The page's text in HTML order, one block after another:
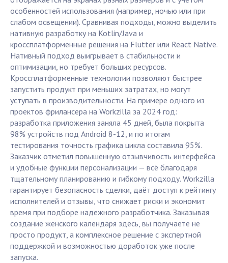
особенностей использования (например, ночью или при
слабом освещении). Сравнивая подходы, можно выделить
нативную разработку на Kotlin/Java и
кроссплатформенные решения на Flutter или React Native.
Нативный подход выигрывает в стабильности и
оптимизации, но требует больших ресурсов.
Кроссплатформенные технологии позволяют быстрее
запустить продукт при меньших затратах, но могут
уступать в производительности. На примере одного из
проектов фрилансера на Workzilla за 2024 год:
разработка приложения заняла 45 дней, была покрыта
98% устройств под Android 8-12, и по итогам
тестирования точность графика цикла составила 95%.
Заказчик отметил повышенную отзывчивость интерфейса
и удобные функции персонализации — всё благодаря
тщательному планированию и гибкому подходу. Workzilla
гарантирует безопасность сделки, даёт доступ к рейтингу
исполнителей и отзывы, что снижает риски и экономит
время при подборе надежного разработчика. Заказывая
создание женского календаря здесь, вы получаете не
просто продукт, а комплексное решение с экспертной
поддержкой и возможностью доработок уже после
запуска.